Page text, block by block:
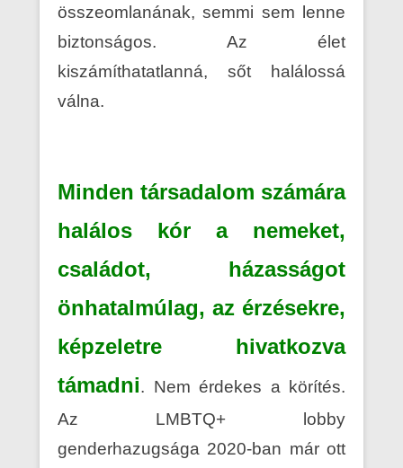
összeomlanának, semmi sem lenne
biztonságos. Az élet
kiszámíthatatlanná, sőt halálossá
válna.
Minden társadalom számára
halálos kór a nemeket,
családot, házasságot
önhatalmúlag, az érzésekre,
képzeletre hivatkozva
támadni. Nem érdekes a körítés.
Az LMBTQ+ lobby
genderhazugsága 2020-ban már ott